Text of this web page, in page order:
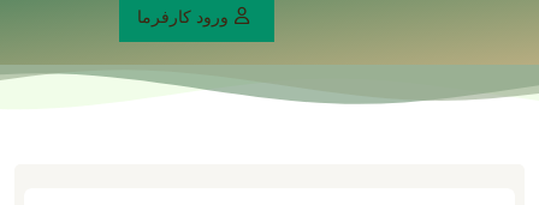
ورود کارفرما